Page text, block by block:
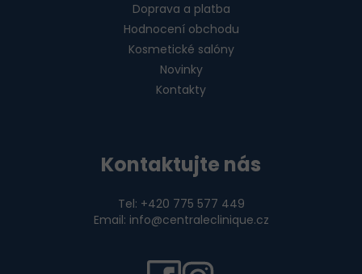
Doprava a platba
Hodnocení obchodu
Kosmetické salóny
Novinky
Kontakty
Kontaktujte nás
Tel: +420 775 577 449
Email: info@centraleclinique.cz